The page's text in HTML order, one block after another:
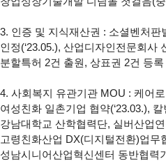
3. 인증 및 지식재산권 : 소셜벤처판
인정(‘23.05.), 산업디자인전문회사
분할특허 2건 출원, 상표권 2건 등록
4. 사회복지 유관기관 MOU : 케어
여성친화 일촌기업 협약(‘23.03.),
강남대학교 산학협력단, 실버산업
고령친화산업 DX(디지털전환)업무
성남시니어산업혁신센터 동반협력